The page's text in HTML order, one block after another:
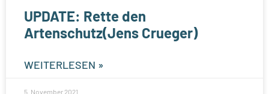
UPDATE: Rette den
Artenschutz(Jens Crueger)
WEITERLESEN »
5. November 2021